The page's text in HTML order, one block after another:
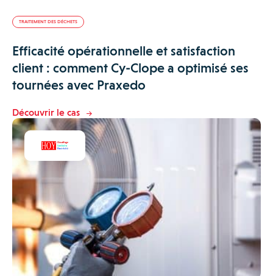
TRAITEMENT DES DÉCHETS
Efficacité opérationnelle et satisfaction
client : comment Cy-Clope a optimisé ses
tournées avec Praxedo
Découvrir le cas